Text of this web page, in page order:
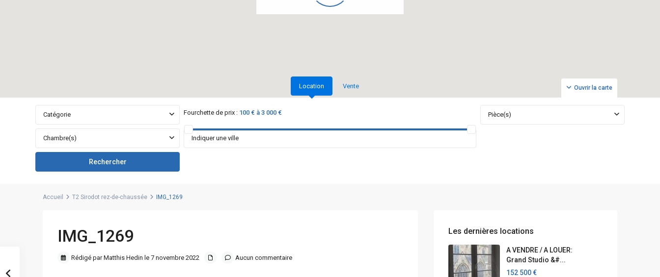
Ouvrir la carte
Location Vente
Catégorie Fourchette de prix : 100 € à 3 000 € Pièce(s)
Chambre(s)
Accueil T2 Sirodot rez-de-chaussée IMG_1269
IMG_1269
Rédigé par Matthis Hedin le 7 novembre 2022 Aucun commentaire
Les dernières locations
A VENDRE / A LOUER:
Grand Studio &#...
152 500 €